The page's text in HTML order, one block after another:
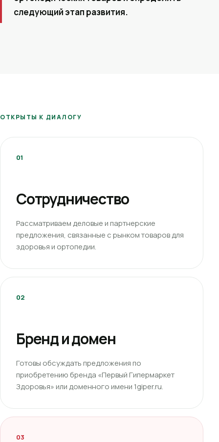
следующий этап развития.
ОТКРЫТЫ К ДИАЛОГУ
01
Сотрудничество
Рассматриваем деловые и партнерские
предложения, связанные с рынком товаров для
здоровья и ортопедии.
02
Бренд и домен
Готовы обсуждать предложения по
приобретению бренда «Первый Гипермаркет
Здоровья» или доменного имени 1giper.ru.
03